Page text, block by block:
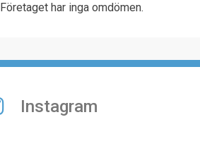
Företaget har inga omdömen.
Instagram